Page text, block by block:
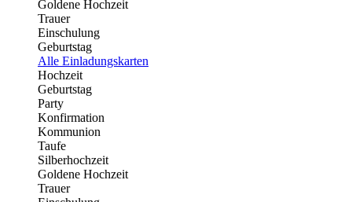
Goldene Hochzeit
Trauer
Einschulung
Geburtstag
Alle Einladungskarten
Hochzeit
Geburtstag
Party
Konfirmation
Kommunion
Taufe
Silberhochzeit
Goldene Hochzeit
Trauer